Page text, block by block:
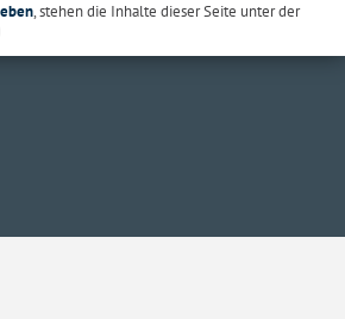
, stehen die Inhalte dieser Seite unter der